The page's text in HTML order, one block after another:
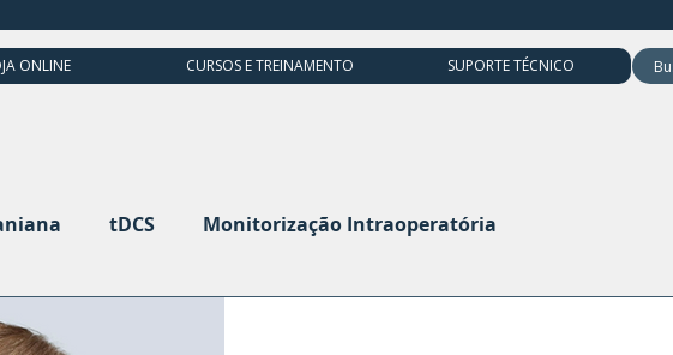
ONLINE CURSOS E TREINAMENTO SUPORTE TÉCNICO
tDCS Monitorização Intraoperatória